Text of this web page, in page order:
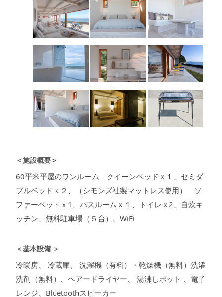
＜施設概要＞
60平米平屋のワンルーム クイーンベッドｘ１、セミダ
ブルベッドｘ２、（シモンズ社製マットレス使用） ソ
ファーベッドｘ1、バスルームｘ１、トイレｘ2、自炊キ
ッチン、無料駐車場（５台）、WiFi
＜基本設備 ＞
冷暖房、 冷蔵庫、 洗濯機（有料）・乾燥機（無料）洗濯
洗剤（無料）、ヘアードライヤー、 湯沸しポット 、電子
レンジ、Bluetoothスピーカー